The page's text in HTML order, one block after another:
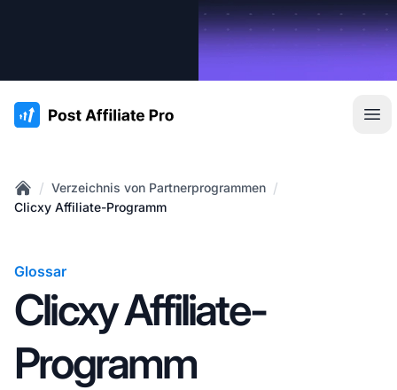
:site.title
Home
/ Verzeichnis von Partnerprogrammen /
Clicxy Affiliate-Programm
Glossar
Clicxy Affiliate-
Programm